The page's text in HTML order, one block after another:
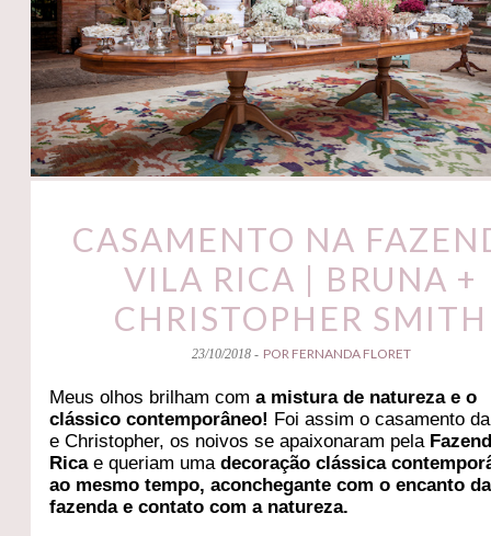
CASAMENTO NA
VILA RICA | BRUNA +
CHRISTOPHER SMITH
23/10/2018 - POR FERNANDA FLORET
Meus olhos brilham coma mistura de natureza e o
clássico contemporâneo! Foi assim o casamento
e Christopher, os noivos se apaixonaram pela
Ricae queriam umadecoração clássica
ao mesmo tempo, aconchegante com o encanto da
fazenda e contato com a natureza.